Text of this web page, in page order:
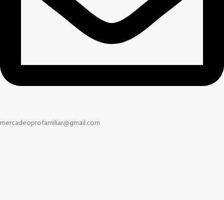
mercadeoprofamiliar@gmail.com